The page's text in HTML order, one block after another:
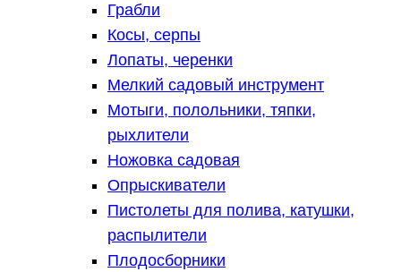
Грабли
Косы, серпы
Лопаты, черенки
Мелкий садовый инструмент
Мотыги, полольники, тяпки,
рыхлители
Ножовка садовая
Опрыскиватели
Пистолеты для полива, катушки,
распылители
Плодосборники